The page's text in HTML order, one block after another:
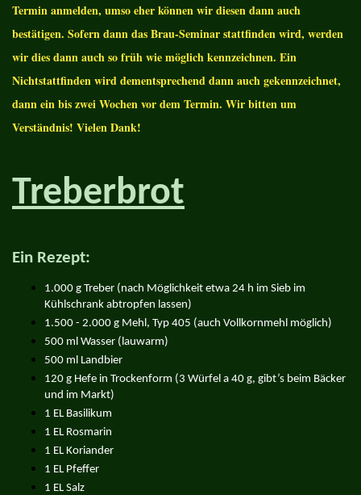
Termin anmelden, umso eher können wir diesen dann auch
bestätigen. Sofern dann das Brau-Seminar stattfinden wird, werden
wir dies dann auch so früh wie möglich kennzeichnen. Ein
Nichtstattfinden wird dementsprechend dann auch gekennzeichnet,
dann ein bis zwei Wochen vor dem Termin. Wir bitten um
Verständnis! Vielen Dank!
Treberbrot
Ein Rezept:
1.000 g Treber (nach Möglichkeit etwa 24 h im Sieb im
Kühlschrank abtropfen lassen)
1.500 - 2.000 g Mehl, Typ 405 (auch Vollkornmehl möglich)
500 ml Wasser (lauwarm)
500 ml Landbier
120 g Hefe in Trockenform (3 Würfel a 40 g, gibt’s beim Bäcker
und im Markt)
1 EL Basilikum
1 EL Rosmarin
1 EL Koriander
1 EL Pfeffer
1 EL Salz